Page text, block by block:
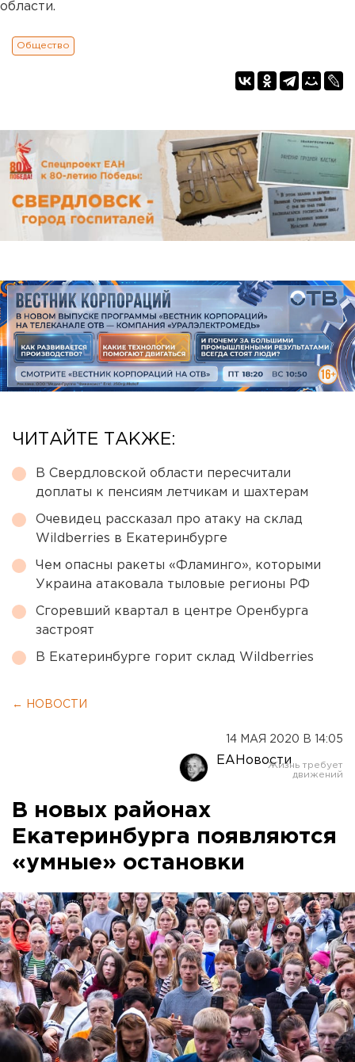
области.
Общество
ЧИТАЙТЕ ТАКЖЕ:
В Свердловской области пересчитали
доплаты к пенсиям летчикам и шахтерам
Очевидец рассказал про атаку на склад
Wildberries в Екатеринбурге
Чем опасны ракеты «Фламинго», которыми
Украина атаковала тыловые регионы РФ
Сгоревший квартал в центре Оренбурга
застроят
В Екатеринбурге горит склад Wildberries
← НОВОСТИ
14 МАЯ 2020 В 14:05
ЕАНовости
В новых районах
Екатеринбурга появляются
«умные» остановки